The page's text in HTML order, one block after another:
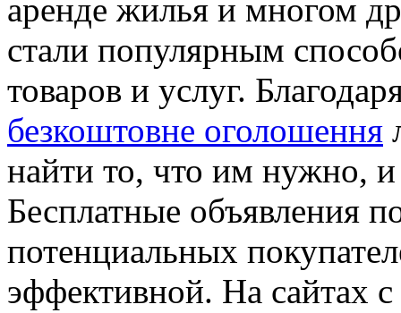
аренде жилья и многом
стали популярным
товаров и услуг.
безкоштовне оголошення
найти то, что им нужно,
Бесплатные объявления
потенциальных
эффективной. На сайтах